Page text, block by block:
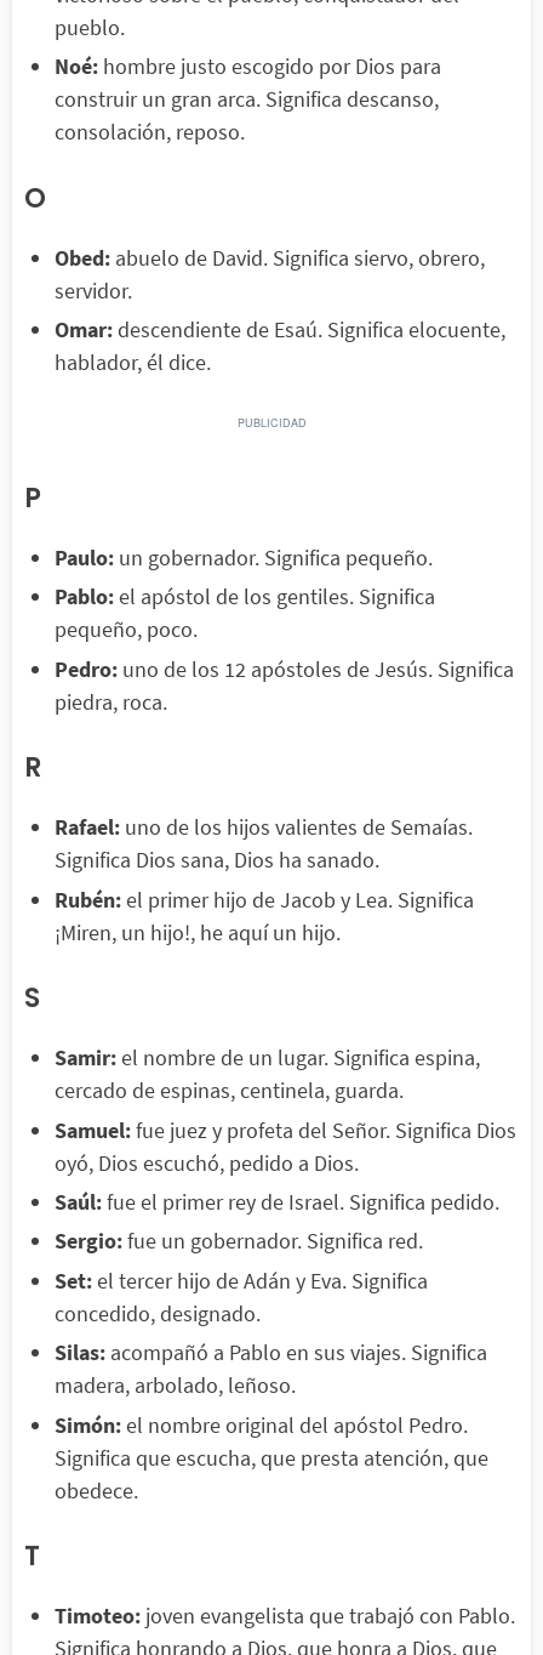
pueblo.
Noé: hombre justo escogido por Dios para
construir un gran arca. Significa descanso,
consolación, reposo.
O
Obed: abuelo de David. Significa siervo, obrero,
servidor.
Omar:descendiente de Esaú. Significa elocuente,
hablador, él dice.
P
Paulo: un gobernador. Significa pequeño.
Pablo:el apóstol de los gentiles. Significa
pequeño, poco.
Pedro: uno de los 12 apóstoles de Jesús. Significa
piedra, roca.
R
Rafael: uno de los hijos valientes de Semaías.
Significa Dios sana, Dios ha sanado.
Rubén:el primer hijo de Jacob y Lea. Significa
¡Miren, un hijo!, he aquí un hijo.
S
Samir:el nombre de un lugar. Significa espina,
cercado de espinas, centinela, guarda.
Samuel:fue juez y profeta del Señor. Significa Dios
oyó, Dios escuchó, pedido a Dios.
Saúl:fue el primer rey de Israel. Significa pedido.
Sergio:fue un gobernador. Significa red.
Set:el tercer hijo de Adán y Eva. Significa
concedido, designado.
Silas: acompañó a Pablo en sus viajes. Significa
madera, arbolado, leñoso.
Simón:el nombre original del apóstol Pedro.
Significa que escucha, que presta atención, que
obedece.
T
Timoteo: joven evangelista que trabajó con Pablo.
Significa honrando a Dios, que honra a Dios, que